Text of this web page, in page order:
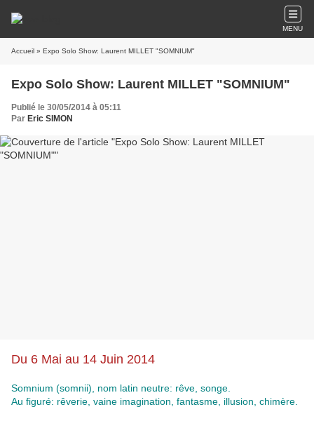
MENU
Accueil » Expo Solo Show: Laurent MILLET "SOMNIUM"
Expo Solo Show: Laurent MILLET "SOMNIUM"
Publié le 30/05/2014 à 05:11
Par Eric SIMON
Du 6 Mai au 14 Juin 2014
Somnium (somnii), nom latin neutre: rêve, songe.
Au figuré: rêverie, vaine imagination, fantasme, illusion, chimère.